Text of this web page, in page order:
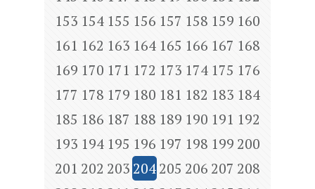
153 154 155 156 157 158 159 160
161 162 163 164 165 166 167 168
169 170 171 172 173 174 175 176
177 178 179 180 181 182 183 184
185 186 187 188 189 190 191 192
193 194 195 196 197 198 199 200
201 202 203 204205 206 207 208